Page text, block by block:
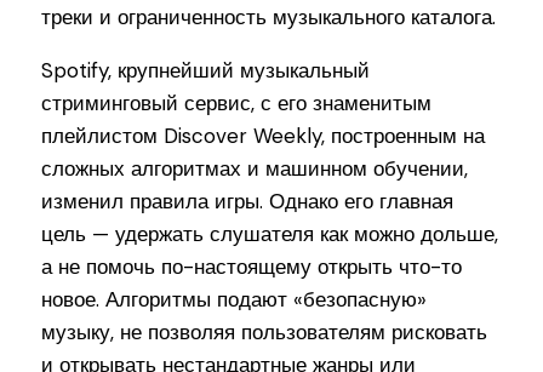
треки и ограниченность музыкального каталога.
Spotify, крупнейший музыкальный
стриминговый сервис, с его знаменитым
плейлистом Discover Weekly, построенным на
сложных алгоритмах и машинном обучении,
изменил правила игры. Однако его главная
цель — удержать слушателя как можно дольше,
а не помочь по-настоящему открыть что-то
новое. Алгоритмы подают «безопасную»
музыку, не позволяя пользователям рисковать
и открывать нестандартные жанры или